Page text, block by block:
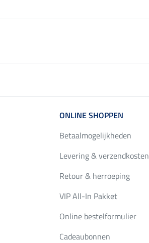
ONLINE SHOPPEN
Betaalmogelijkheden
Levering & verzendkosten
Retour & herroeping
VIP All-In Pakket
Online bestelformulier
Cadeaubonnen